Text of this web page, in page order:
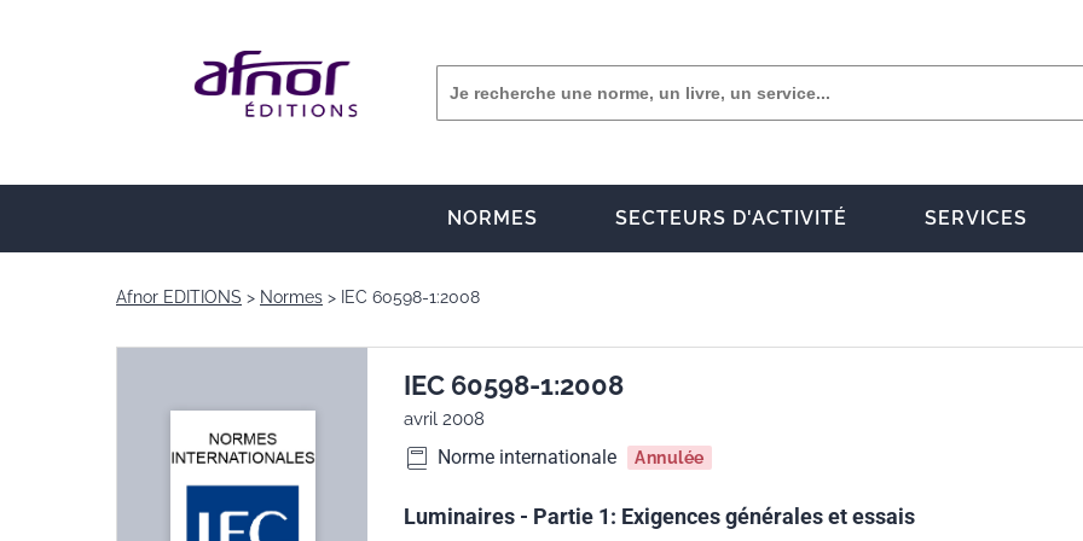
NORMES SECTEURS D'ACTIVITÉ SERVICES
Afnor EDITIONS Normes IEC 60598-1:2008
IEC 60598-1:2008
avril 2008
Norme internationale Annulée
Luminaires - Partie 1: Exigences générales et essais